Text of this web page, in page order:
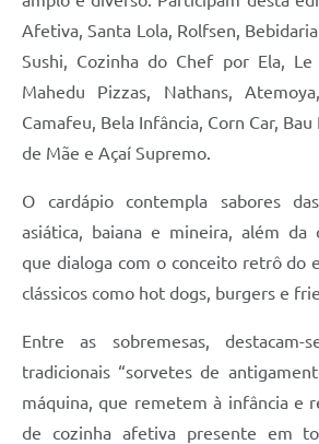
Afetiva, Santa Lola, Rolfsen,
Sushi, Cozinha do Chef por Ela, Le
Mahedu Pizzas, Nathans,
Camafeu, Bela Infância, Corn Car,
de Mãe e Açaí Supremo.
O cardápio contempla sabores
asiática, baiana e mineira, além da
que dialoga com o conceito retrô do
clássicos como hot dogs, burgers e
Entre as sobremesas,
tradicionais “sorvetes de
máquina, que remetem à infância e
de cozinha afetiva presente em